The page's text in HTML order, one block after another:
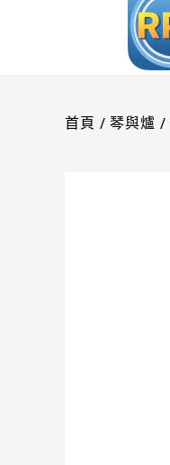
首頁 / 琴與爐 /